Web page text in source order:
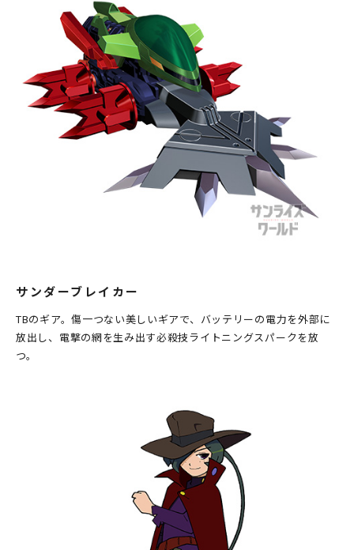
サンダーブレイカー
TBのギア。傷一つない美しいギアで、バッテリーの電力を外部に
放出し、電撃の網を生み出す必殺技ライトニングスパークを放
つ。